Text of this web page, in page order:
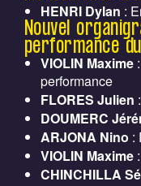
HENRI Dylan :
Nouvel
performance
VIOLIN Maxime
performance
FLORES Julien
DOUMERC
ARJONA Nino :
VIOLIN Maxime
CHINCHILLA